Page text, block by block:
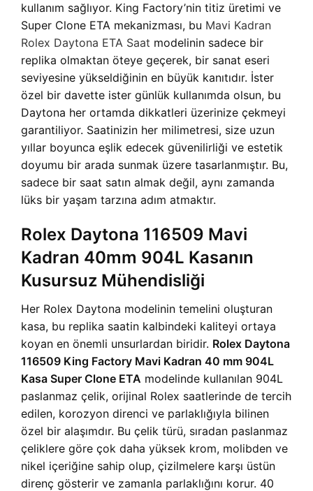
kullanım sağlıyor. King Factory’nin titiz üretimi ve
Super Clone ETA mekanizması, bu Mavi Kadran
Rolex Daytona ETA Saat modelinin sadece bir
replika olmaktan öteye geçerek, bir sanat eseri
seviyesine yükseldiğinin en büyük kanıtıdır. İster
özel bir davette ister günlük kullanımda olsun, bu
Daytona her ortamda dikkatleri üzerinize çekmeyi
garantiliyor. Saatinizin her milimetresi, size uzun
yıllar boyunca eşlik edecek güvenilirliği ve estetik
doyumu bir arada sunmak üzere tasarlanmıştır. Bu,
sadece bir saat satın almak değil, aynı zamanda
lüks bir yaşam tarzına adım atmaktır.
Rolex Daytona 116509 Mavi
Kadran 40mm 904L Kasanın
Kusursuz Mühendisliği
Her Rolex Daytona modelinin temelini oluşturan
kasa, bu replika saatin kalbindeki kaliteyi ortaya
koyan en önemli unsurlardan biridir. Rolex Daytona
116509 King Factory Mavi Kadran 40 mm 904L
Kasa Super Clone ETA modelinde kullanılan 904L
paslanmaz çelik, orijinal Rolex saatlerinde de tercih
edilen, korozyon direnci ve parlaklığıyla bilinen
özel bir alaşımdır. Bu çelik türü, sıradan paslanmaz
çeliklere göre çok daha yüksek krom, molibden ve
nikel içeriğine sahip olup, çizilmelere karşı üstün
direnç gösterir ve zamanla parlaklığını korur. 40